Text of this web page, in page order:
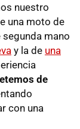
nuestro
una moto de
mano
y la de una
de
con una